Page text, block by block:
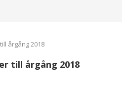
årgång 2018
till årgång 2018